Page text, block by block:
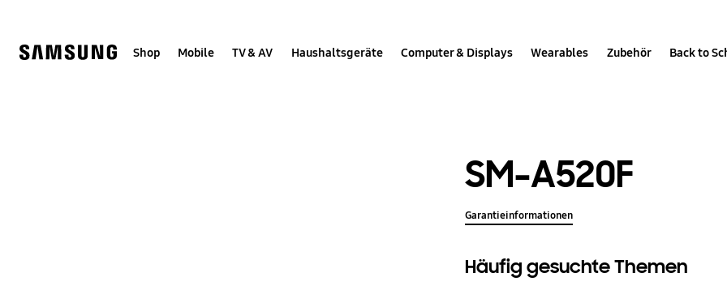
help
Shop Mobile TV & AV Haushaltsgeräte Computer & Displays Wearables Zubehör Back to
SM-A520F
Garantieinformationen
Häufig gesuchte Themen